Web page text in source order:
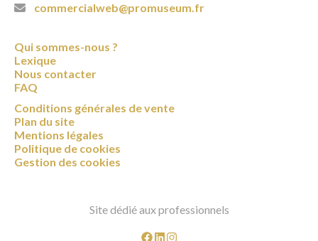
commercialweb@promuseum.fr
Qui sommes-nous ?
Lexique
Nous contacter
FAQ
Conditions générales de vente
Plan du site
Mentions légales
Politique de cookies
Gestion des cookies
Site dédié aux professionnels